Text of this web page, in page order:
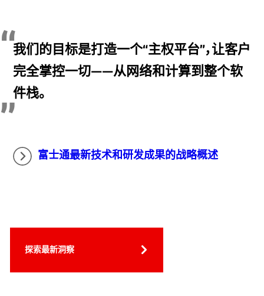
我们的目标是打造一个“主权平台”，让客户
完全掌控一切——从网络和计算到整个软
件栈。
富士通最新技术和研发成果的战略概述
探索最新洞察